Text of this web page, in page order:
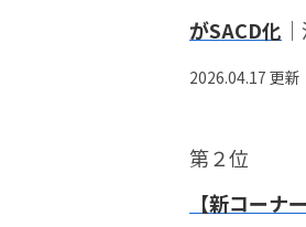
がSACD化
2026.04.17 更新
第２位
【新コー